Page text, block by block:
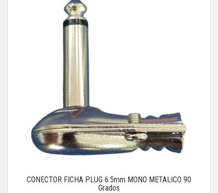
CONECTOR FICHA PLUG 6.5mm MONO METALICO 90
Grados